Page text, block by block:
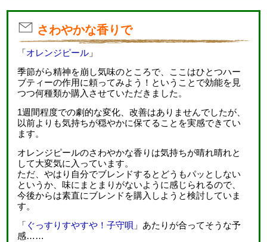
さわやかな香りで
「オレンジピール 」
季節がら精神を崩し気味のところで、ここはひとつハー
ブティーの作用に頼ってみよう！ということで効能を見
つつ何種類か購入させていただきました。
1週間程度での劇的な変化、改善はありませんでしたが、
以前よりも気持ちが穏やかに保てることを実感できてい
ます。
オレンジピールのさわやかな香りは気持ちが晴れ晴れと
して大変気に入っています。
ただ、やはり自分でブレンドするとどうもパッとしない
というか、味にまとまりがないように感じられるので、
今後からは素直にブレンドを購入しようと検討していま
す。
「 ぐっすりすやすや！子守唄 」あたりが合ってそうな予
感……